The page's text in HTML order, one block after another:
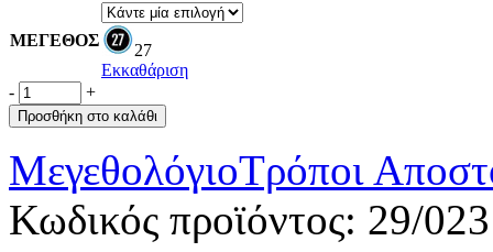
ΜΕΓΕΘΟΣ
27
Εκκαθάριση
-
+
Προσθήκη στο καλάθι
ΜεγεθολόγιοΤρόποι
Κωδικός προϊόντος: 29/